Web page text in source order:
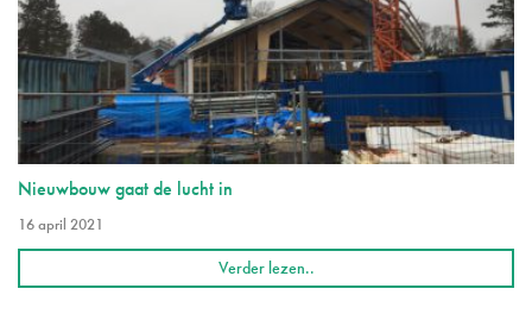
Nieuwbouw gaat de lucht in
16 april 2021
Verder lezen..